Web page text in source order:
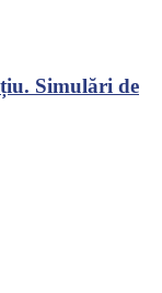
Simulări de